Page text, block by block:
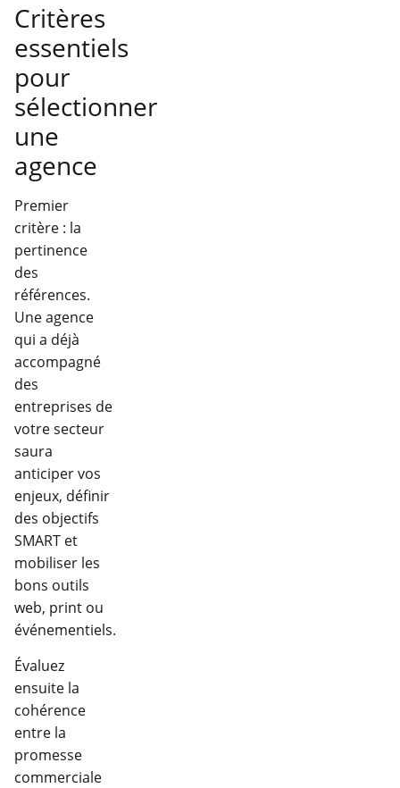
Critères
essentiels
pour
sélectionner
une
agence
Premier
critère : la
pertinence
des
références.
Une agence
qui a déjà
accompagné
des
entreprises de
votre secteur
saura
anticiper vos
enjeux, définir
des objectifs
SMART et
mobiliser les
bons outils
web, print ou
événementiels.
Évaluez
ensuite la
cohérence
entre la
promesse
commerciale